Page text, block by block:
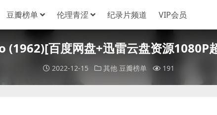
豆瓣榜单 伦理青涩 纪录片频道 VIP会员
百度网盘+迅雷云盘资源1080P
2022-12-15 其他 豆瓣榜单 191